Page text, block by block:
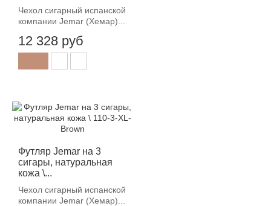
Чехол сигарный испанской
компании Jemar (Хемар)...
12 328 руб
Футляр Jemar на 3
сигары, натуральная
кожа \...
Чехол сигарный испанской
компании Jemar (Хемар)...